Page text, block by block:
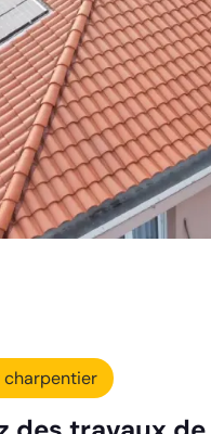
charpentier